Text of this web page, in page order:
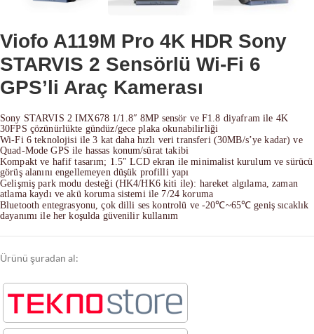
Viofo A119M Pro 4K HDR Sony
STARVIS 2 Sensörlü Wi-Fi 6
GPS’li Araç Kamerası
Sony STARVIS 2 IMX678 1/1.8″ 8MP sensör ve F1.8 diyafram ile 4K
30FPS çözünürlükte gündüz/gece plaka okunabilirliği
Wi‑Fi 6 teknolojisi ile 3 kat daha hızlı veri transferi (30MB/s’ye kadar) ve
Quad‑Mode GPS ile hassas konum/sürat takibi
Kompakt ve hafif tasarım; 1.5″ LCD ekran ile minimalist kurulum ve sürücü
görüş alanını engellemeyen düşük profilli yapı
Gelişmiş park modu desteği (HK4/HK6 kiti ile): hareket algılama, zaman
atlama kaydı ve akü koruma sistemi ile 7/24 koruma
Bluetooth entegrasyonu, çok dilli ses kontrolü ve -20℃~65℃ geniş sıcaklık
dayanımı ile her koşulda güvenilir kullanım
Ürünü şuradan al: